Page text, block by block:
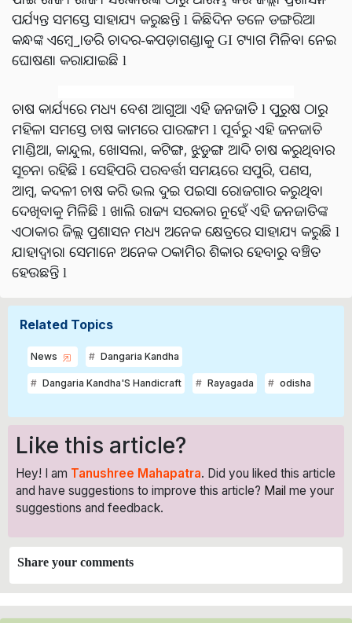
ପର୍ଯ୍ୟନ୍ତ ସମସ୍ତେ ସାହାଯ୍ୟ କରୁଛନ୍ତି l କିଛିଦିନ ତଳେ ଡଙ୍ଗରିଆ
କନ୍ଧଙ୍କ ଏମ୍ବ୍ରୋଡରି ଚାଦର-କପଡ଼ାଗଣ୍ଡାକୁ GI ଟ୍ୟାଗ ମିଳିବା ନେଇ
ଘୋଷଣା କରାଯାଇଛି l
ଚାଷ କାର୍ଯ୍ୟରେ ମଧ୍ୟ ବେଶ ଆଗୁଆ ଏହି ଜନଜାତି l ପୁରୁଷ ଠାରୁ
ମହିଳା ସମସ୍ତେ ଚାଷ କାମରେ ପାରଙ୍ଗମ l ପୂର୍ବରୁ ଏହି ଜନଜାତି
ମାଣ୍ଡିଆ, କାନ୍ଦୁଲ, ଖୋସଲା, କଟିଙ୍ଗ, ଝୁଡୁଙ୍ଗ ଆଦି ଚାଷ କରୁଥିବାର
ସୂଚନା ରହିଛି l ସେହିପରି ପରବର୍ତ୍ତୀ ସମୟରେ ସପୁରି, ପଣସ,
ଆମ୍ବ, କଦଳୀ ଚାଷ କରି ଭଲ ଦୁଇ ପଇସା ରୋଜଗାର କରୁଥିବା
ଦେଖିବାକୁ ମିଳିଛି l ଖାଲି ରାଜ୍ୟ ସରକାର ନୁହେଁ ଏହି ଜନଜାତିଙ୍କ
ଏଠାକାର ଜିଲ୍ଲ ପ୍ରଶାସନ ମଧ୍ୟ ଅନେକ କ୍ଷେତ୍ରରେ ସାହାଯ୍ୟ କରୁଛି l
ଯାହାଦ୍ୱାରା ସେମାନେ ଅନେକ ଠକାମିର ଶିକାର ହେବାରୁ ବଞ୍ଚିତ
ହେଉଛନ୍ତି l
Related Topics
News Dangaria Kandha
Dangaria Kandha'S Handicraft Rayagada odisha
Like this article?
Hey! I am Tanushree Mahapatra. Did you liked this article
and have suggestions to improve this article? Mail me your
suggestions and feedback.
Share your comments